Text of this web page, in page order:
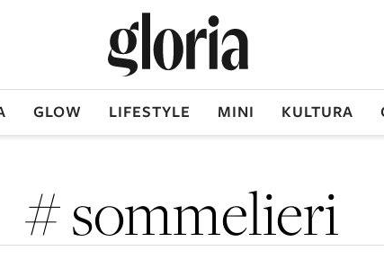
GLOW LIFESTYLE MINI KULTURA
# sommelieri